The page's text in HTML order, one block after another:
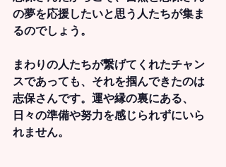
の夢を応援したいと思う人たちが集ま
るのでしょう。
まわりの人たちが繋げてくれたチャン
スであっても、それを掴んできたのは
志保さんです。運や縁の裏にある、
日々の準備や努力を感じられずにいら
れません。